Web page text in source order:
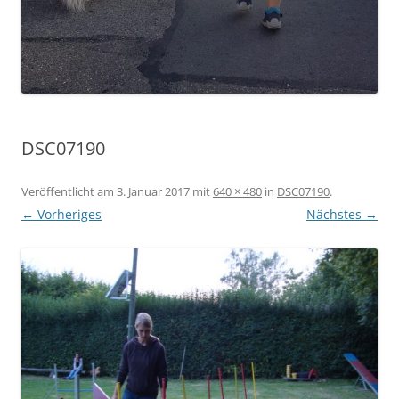
DSC07190
Veröffentlicht am 3. Januar 2017 mit640 × 480 in DSC07190.
← Vorheriges Nächstes →